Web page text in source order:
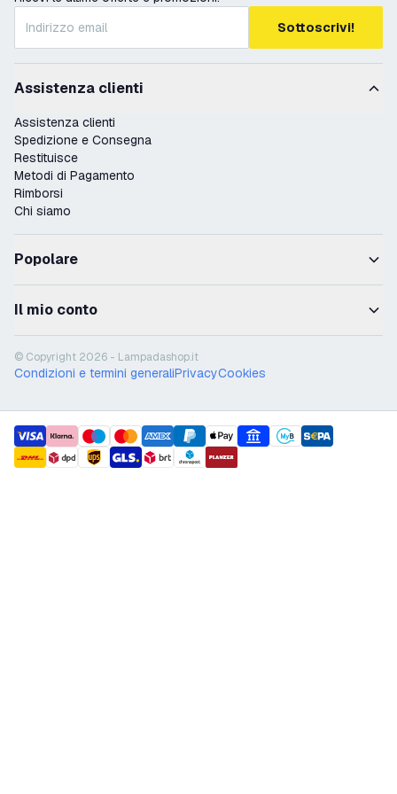
Sottoscrivi!
Assistenza clienti
Assistenza clienti
Spedizione e Consegna
Restituisce
Metodi di Pagamento
Rimborsi
Chi siamo
Popolare
Il mio conto
© Copyright 2026 - Lampadashop.it
Condizioni e termini generaliPrivacyCookies
payment methods
shipment methods